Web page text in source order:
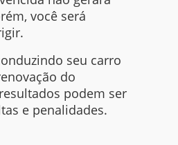
você será
seu carro
do
podem ser
e penalidades.